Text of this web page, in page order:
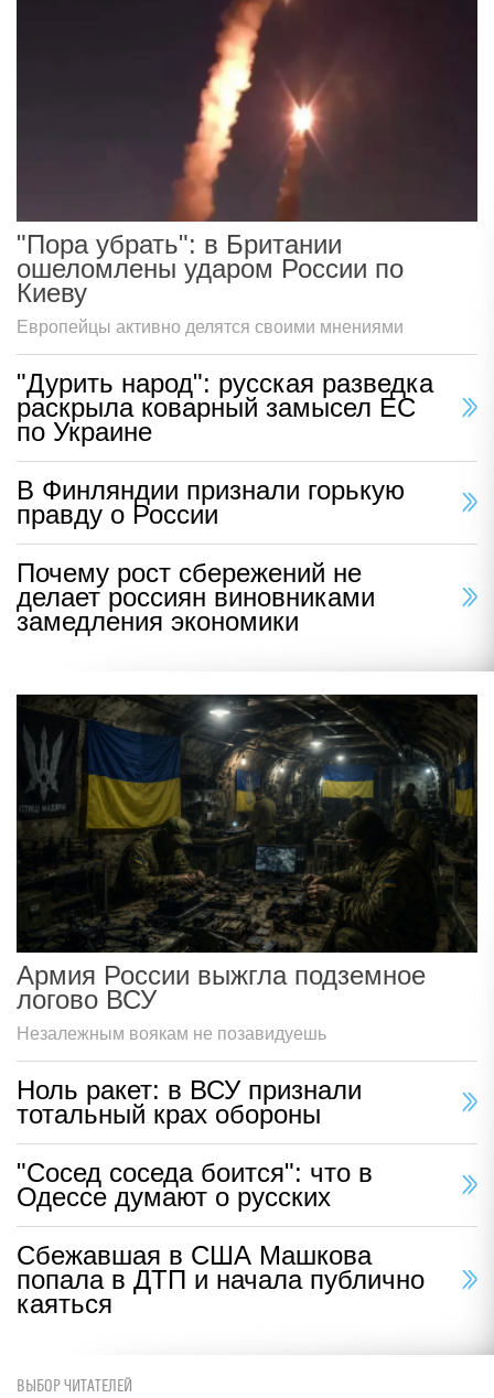
"Пора убрать": в Британии
ошеломлены ударом России по
Киеву
Европейцы активно делятся своими мнениями
"Дурить народ": русская разведка
раскрыла коварный замысел ЕС
по Украине
В Финляндии признали горькую
правду о России
Почему рост сбережений не
делает россиян виновниками
замедления экономики
Армия России выжгла подземное
логово ВСУ
Незалежным воякам не позавидуешь
Ноль ракет: в ВСУ признали
тотальный крах обороны
"Сосед соседа боится": что в
Одессе думают о русских
Сбежавшая в США Машкова
попала в ДТП и начала публично
каяться
ВЫБОР ЧИТАТЕЛЕЙ